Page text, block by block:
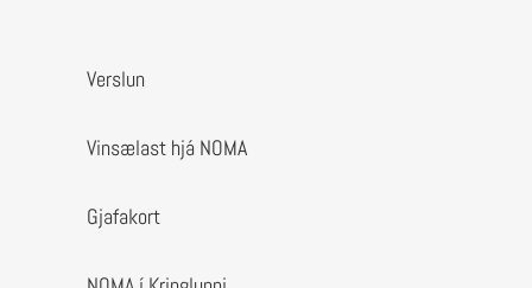
Verslun
Vinsælast hjá NOMA
Gjafakort